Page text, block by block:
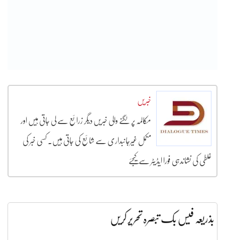
خبریں
مکالمہ پر لگنے والی خبریں دیگر زرائع سے لی جاتی ہیں اور
مکمل غیرجانبداری سے شائع کی جاتی ہیں۔ کسی خبر کی
غلطی کی نشاندہی فورا ایڈیٹر سے کیجئے
بذریعہ فیس بک تبصرہ تحریر کریں